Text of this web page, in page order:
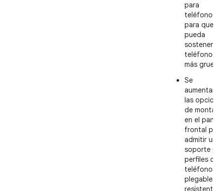
para
teléfonos
para que
pueda
sostener
teléfonos
más
Se
las
de montaje
en el panel
frontal
admitir un
soporte
perfiles de
teléfonos
plegables y